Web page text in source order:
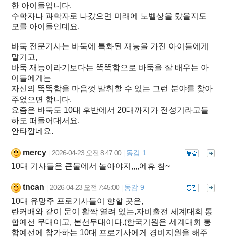
한 아이들입니다.
수학자나 과학자로 나갔으면 미래에 노벨상을 탔을지도
모를 아이들인데요.
바둑 전문기사는 바둑에 특화된 재능을 가진 아이들에게
맡기고,
바둑 재능이라기보다는 똑똑함으로 바둑을 잘 배우는 아
이들에게는
자신의 똑똑함을 마음껏 발휘할 수 있는 그런 분야를 찾아
주었으면 합니다.
요즘은 바둑도 10대 후반에서 20대까지가 전성기라고들
하도 떠들어대서요.
안타깝네요.
mercy 2026-04-23 오전 8:47:00 동감 1
10대 기사들은 큰물에서 놀아야지,,,,에휴 참~
tncan 2026-04-23 오전 7:45:00 동감 9
10대 유망주 프로기사들이 향할 곳은,
란커배와 같이 문이 활짝 열려 있는,자비출전 세계대회 통
합예선 무대이고, 본선무대이다.(한국기원은 세계대회 통
합예선에 참가하는 10대 프로기사에게 경비지원을 해주